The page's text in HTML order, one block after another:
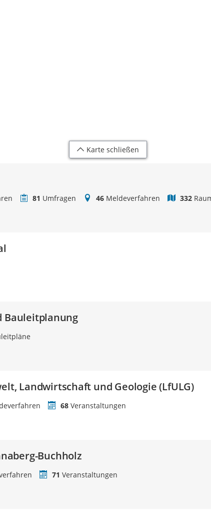
Karte schließen
81 Umfragen 46 Meldeverfahren 332
Bauleitplanung
Landwirtschaft und Geologie (LfULG)
68 Veranstaltungen
Buchholz
71 Veranstaltungen